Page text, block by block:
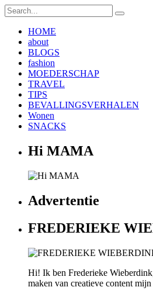
HOME
about
BLOGS
fashion
MOEDERSCHAP
TRAVEL
TIPS
BEVALLINGSVERHALEN
Wonen
SNACKS
Hi MAMA
Advertentie
FREDERIEKE
Hi! Ik ben Frederieke
maken van creatieve content